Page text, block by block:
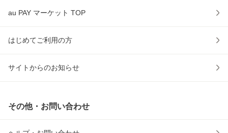
au PAY マーケット TOP
はじめてご利用の方
サイトからのお知らせ
その他・お問い合わせ